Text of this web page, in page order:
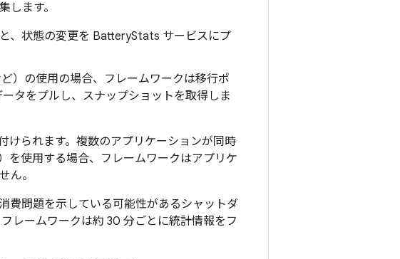
します。
、状態の変更を BatteryStats サービスにプ
）の使用の場合、フレームワークは移行ポ
タをプルし、スナップショットを取得しま
けられます。複数のアプリケーションが同時
を使用する場合、フレームワークはアプリケ
ん。
費問題を示している可能性があるシャットダ
レームワークは約 30 分ごとに統計情報をフ